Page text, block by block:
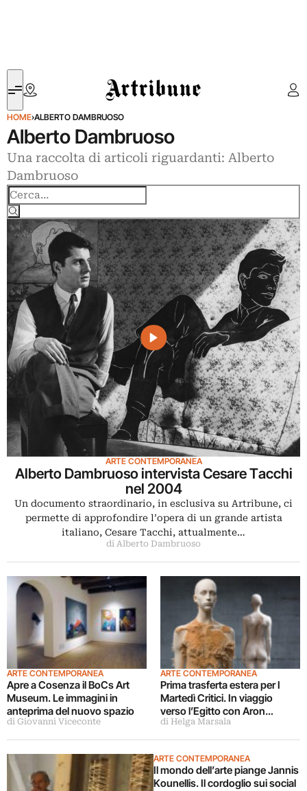
Artribune
HOME›ALBERTO DAMBRUOSO
Alberto Dambruoso
Una raccolta di articoli riguardanti: Alberto
Dambruoso
Cerca
ARTE CONTEMPORANEA
Alberto Dambruoso intervista Cesare Tacchi
nel 2004
Un documento straordinario, in esclusiva su Artribune, ci
permette di approfondire l’opera di un grande artista
italiano, Cesare Tacchi, attualmente…
di Alberto Dambruoso
ARTE CONTEMPORANEA
Apre a Cosenza il BoCs Art
Museum. Le immagini in
anteprima del nuovo spazio
di Giovanni Viceconte
ARTE CONTEMPORANEA
Prima trasferta estera per I
Martedì Critici. In viaggio
verso l’Egitto con Aron
Demetz
di Helga Marsala
ARTE CONTEMPORANEA
Il mondo dell’arte piange Jannis
Kounellis. Il cordoglio sui social